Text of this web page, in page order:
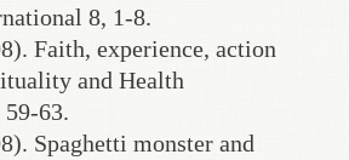
8, 1-8.
Faith, experience, action
and Health
63.
Spaghetti monster and